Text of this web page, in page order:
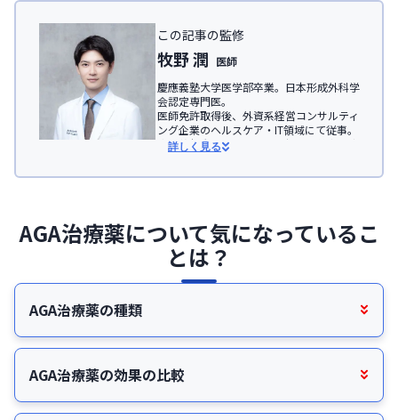
この記事の監修
牧野 潤 医師
慶應義塾大学医学部卒業。日本形成外科学
会認定専門医。
医師免許取得後、外資系経営コンサルティ
ング企業のヘルスケア・IT領域にて従事。
慶應義塾大学医学部助教を経て、美容医療
日本美容外科学会(JSAPS)
詳しく見る
AGA治療薬について気になっているこ
とは？
AGA治療薬の種類
AGA治療薬の効果の比較